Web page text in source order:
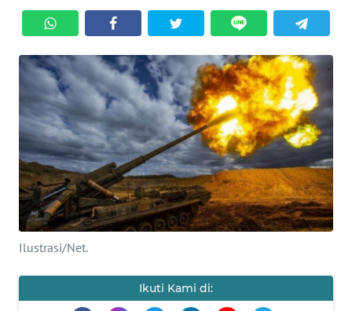
Ilustrasi/Net.
Ikuti Kami di:
KRIMINAL
EKUIN
SAINS-TEKNO
KESEHATAN
INTERNASIONAL
SERBA-SERBI
PENDIDIKAN